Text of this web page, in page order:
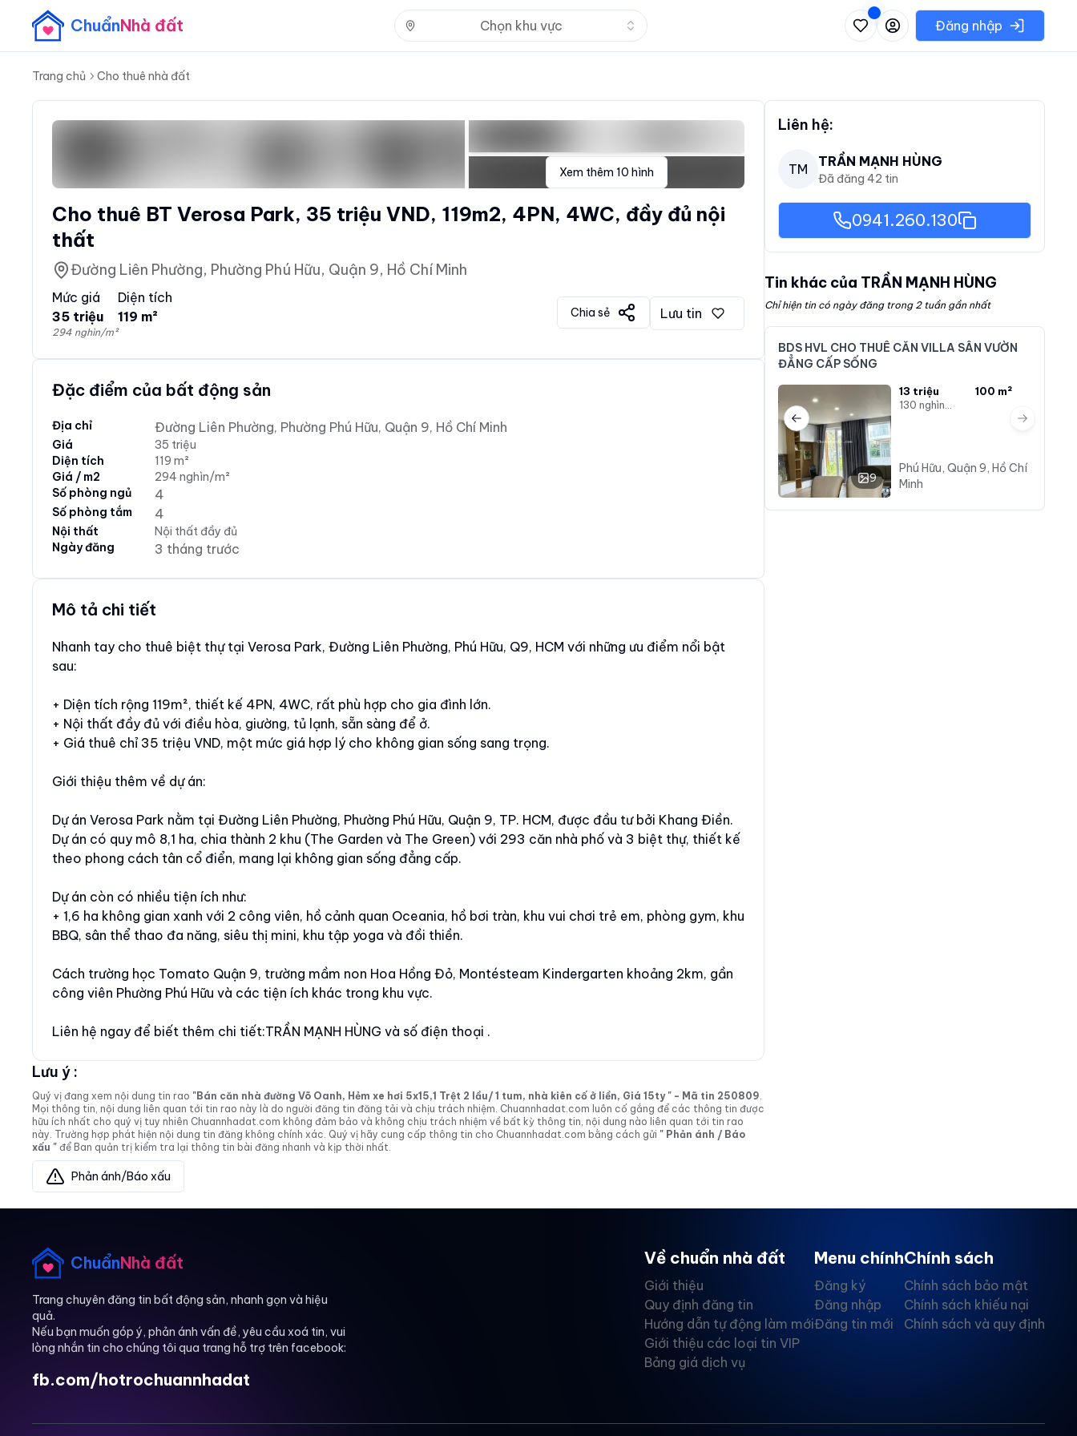
ChuẩnNhà đất Chọn khu vực Nhấn để mở danh sách các khu vực có thể chọnĐăng nhập
Trang chủ Cho thuê nhà đất
Xem thêm10 hình
Cho thuê BT Verosa Park, 35 triệu VND, 119m2, 4PN, 4WC, đầy đủ nội
thất
Đường Liên Phường, Phường Phú Hữu, Quận 9, Hồ Chí Minh
Mức giá
35 triệu
294 nghìn/m²
Diện tích
119 m²
Chia sẻ Lưu tin
Đặc điểm của bất động sản
Địa chỉ Đường Liên Phường, Phường Phú Hữu, Quận 9, Hồ Chí Minh
Giá
35 triệu
Diện tích
119 m²
Giá / m2
294 nghìn/m²
Số phòng ngủ
4
Số phòng tắm 4
Nội thất
Nội thất đầy đủ
Ngày đăng
3 tháng trước
Mô tả chi tiết
Nhanh tay cho thuê biệt thự tại Verosa Park, Đường Liên Phường, Phú Hữu, Q9, HCM với những ưu điểm nổi bật
sau:
+ Diện tích rộng 119m², thiết kế 4PN, 4WC, rất phù hợp cho gia đình lớn.
+ Nội thất đầy đủ với điều hòa, giường, tủ lạnh, sẵn sàng để ở.
+ Giá thuê chỉ 35 triệu VND, một mức giá hợp lý cho không gian sống sang trọng.
Giới thiệu thêm về dự án:
Dự án Verosa Park nằm tại Đường Liên Phường, Phường Phú Hữu, Quận 9, TP. HCM, được đầu tư bởi Khang Điền.
Dự án có quy mô 8,1 ha, chia thành 2 khu (The Garden và The Green) với 293 căn nhà phố và 3 biệt thự, thiết kế
theo phong cách tân cổ điển, mang lại không gian sống đẳng cấp.
Dự án còn có nhiều tiện ích như:
+ 1,6 ha không gian xanh với 2 công viên, hồ cảnh quan Oceania, hồ bơi tràn, khu vui chơi trẻ em, phòng gym, khu
BBQ, sân thể thao đa năng, siêu thị mini, khu tập yoga và đồi thiền.
Cách trường học Tomato Quận 9, trường mầm non Hoa Hồng Đỏ, Montésteam Kindergarten khoảng 2km, gần
công viên Phường Phú Hữu và các tiện ích khác trong khu vực.
Liên hệ ngay để biết thêm chi tiết:TRẦN MẠNH HÙNG và số điện thoại .
Lưu ý :
Quý vị đang xem nội dung tin rao "Bán căn nhà đường Võ Oanh, Hẻm xe hơi 5x15,1 Trệt 2 lầu/ 1 tum, nhà kiên cố ở liền, Giá 15ty " - Mã tin 250809.
Mọi thông tin, nội dung liên quan tới tin rao này là do người đăng tin đăng tải và chịu trách nhiệm. Chuannhadat.com luôn cố gắng để các thông tin được
hữu ích nhất cho quý vị tuy nhiên Chuannhadat.com không đảm bảo và không chịu trách nhiệm về bất kỳ thông tin, nội dung nào liên quan tới tin rao
này. Trường hợp phát hiện nội dung tin đăng không chính xác. Quý vị hãy cung cấp thông tin cho Chuannhadat.com bằng cách gửi " Phản ánh / Báo
xấu " để Ban quản trị kiểm tra lại thông tin bài đăng nhanh và kịp thời nhất.
Phản ánh/Báo xấu
Liên hệ:
TM TRẦN MẠNH HÙNG
Đã đăng 42 tin
0941.260.130
Tin khác của TRẦN MẠNH HÙNG
Chỉ hiện tin có ngày đăng trong 2 tuần gần nhất
BDS HVL CHO THUÊ CĂN VILLA SÂN VƯỜN
ĐẲNG CẤP SỐNG
9
13 triệu
100 m²
Phú Hữu, Quận 9, Hồ Chí
Minh
Previous slide Next slide
ChuẩnNhà đất
Trang chuyên đăng tin bất động sản, nhanh gọn và hiệu
quả.
Nếu bạn muốn góp ý, phản ánh vấn đề, yêu cầu xoá tin, vui
lòng nhắn tin cho chúng tôi qua trang hỗ trợ trên facebook:
fb.com/hotrochuannhadat
Về chuẩn nhà đất
Giới thiệu
Quy định đăng tin
Hướng dẫn tự động làm mới
Giới thiệu các loại tin VIP
Bảng giá dịch vụ
Menu chính
Đăng ký
Đăng nhập
Đăng tin mới
Chính sách
Chính sách bảo mật
Chính sách khiếu nại
Chính sách và quy định